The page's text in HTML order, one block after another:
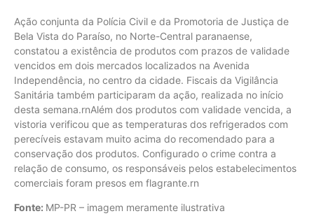
Ação conjunta da Polícia Civil e da Promotoria de Justiça de
Bela Vista do Paraíso, no Norte-Central paranaense,
constatou a existência de produtos com prazos de validade
vencidos em dois mercados localizados na Avenida
Independência, no centro da cidade. Fiscais da Vigilância
Sanitária também participaram da ação, realizada no início
desta semana.rnAlém dos produtos com validade vencida, a
vistoria verificou que as temperaturas dos refrigerados com
perecíveis estavam muito acima do recomendado para a
conservação dos produtos. Configurado o crime contra a
relação de consumo, os responsáveis pelos estabelecimentos
comerciais foram presos em flagrante.rn
Fonte: MP-PR – imagem meramente ilustrativa